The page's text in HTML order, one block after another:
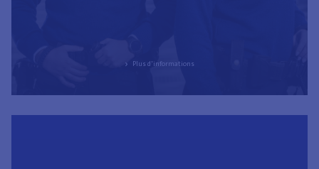
Job type
Plus d'informations